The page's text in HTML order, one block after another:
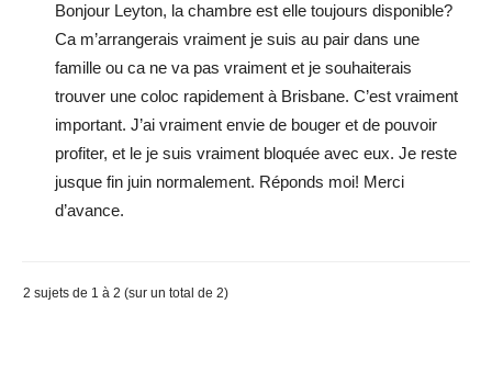
Bonjour Leyton, la chambre est elle toujours disponible?
Ca m’arrangerais vraiment je suis au pair dans une
famille ou ca ne va pas vraiment et je souhaiterais
trouver une coloc rapidement à Brisbane. C’est vraiment
important. J’ai vraiment envie de bouger et de pouvoir
profiter, et le je suis vraiment bloquée avec eux. Je reste
jusque fin juin normalement. Réponds moi! Merci
d’avance.
2 sujets de 1 à 2 (sur un total de 2)